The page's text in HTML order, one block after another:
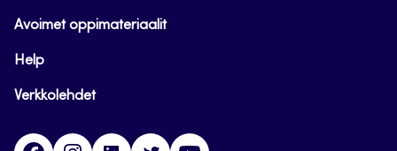
Avoimet oppimateriaalit
Help
Verkkolehdet
FacebookInstagramLinkedinTwitter